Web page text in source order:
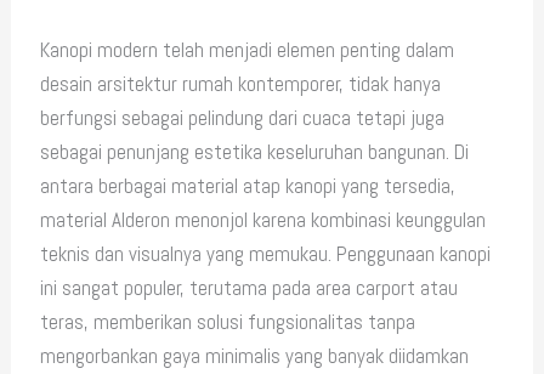
Kanopi modern telah menjadi elemen penting dalam
desain arsitektur rumah kontemporer, tidak hanya
berfungsi sebagai pelindung dari cuaca tetapi juga
sebagai penunjang estetika keseluruhan bangunan. Di
antara berbagai material atap kanopi yang tersedia,
material Alderon menonjol karena kombinasi keunggulan
teknis dan visualnya yang memukau. Penggunaan kanopi
ini sangat populer, terutama pada area carport atau
teras, memberikan solusi fungsionalitas tanpa
mengorbankan gaya minimalis yang banyak diidamkan